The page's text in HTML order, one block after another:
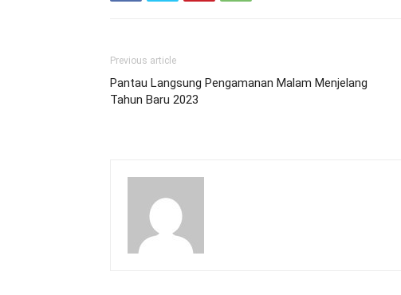
Previous article
Pantau Langsung Pengamanan Malam Menjelang
Tahun Baru 2023